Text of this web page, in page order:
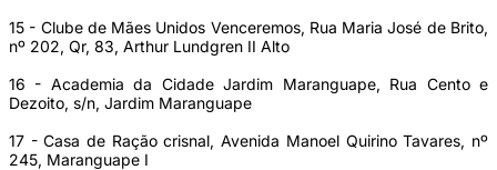
15 - Clube de Mães Unidos Venceremos, Rua Maria José de Brito,
nº 202, Qr, 83, Arthur Lundgren II Alto
16 - Academia da Cidade Jardim Maranguape, Rua Cento e
Dezoito, s/n, Jardim Maranguape
17 - Casa de Ração crisnal, Avenida Manoel Quirino Tavares, nº
245, Maranguape I